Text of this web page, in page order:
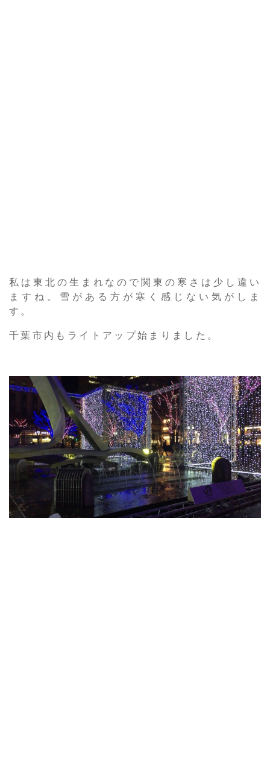
私は東北の生まれなので関東の寒さは少し違い
ますね。雪がある方が寒く感じない気がしま
す。
千葉市内もライトアップ始まりました。